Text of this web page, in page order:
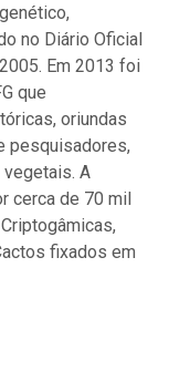
no Diário Oficial
Em 2013 foi
que
oriundas
pesquisadores,
A
cerca de 70 mil
fixados em